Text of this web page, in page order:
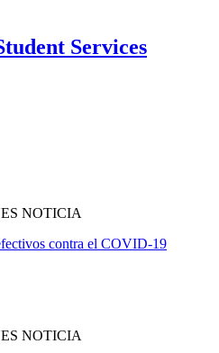
Services
NOTICIA
contra el COVID-19
NOTICIA